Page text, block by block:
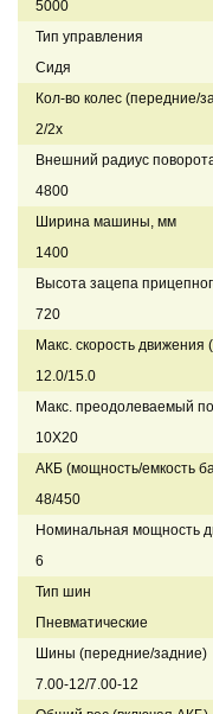
5000
Тип управления
Сидя
Кол-во колес (передние/
2/2x
Внешний радиус
4800
Ширина машины, мм
1400
Высота зацепа
720
Макс. скорость движения
12.0/15.0
Макс. преодолеваемый
10Х20
АКБ (мощность/емкость
48/450
Номинальная мощность
6
Тип шин
Пневматические
Шины (передние/задние)
7.00-12/7.00-12